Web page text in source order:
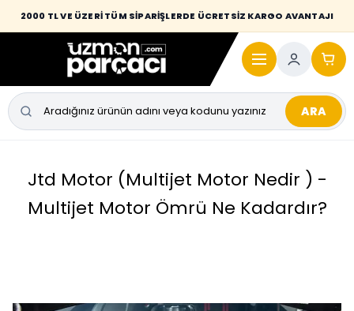
2000 TL VE ÜZERİ TÜM SİPARİŞLERDE ÜCRETSİZ KARGO AVANTAJI
ARA
Jtd Motor (Multijet Motor Nedir ) -
Multijet Motor Ömrü Ne Kadardır?